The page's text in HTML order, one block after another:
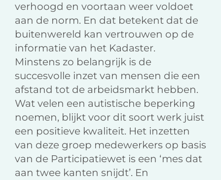
verhoogd en voortaan weer voldoet
aan de norm. En dat betekent dat de
buitenwereld kan vertrouwen op de
informatie van het Kadaster.
Minstens zo belangrijk is de
succesvolle inzet van mensen die een
afstand tot de arbeidsmarkt hebben.
Wat velen een autistische beperking
noemen, blijkt voor dit soort werk juist
een positieve kwaliteit. Het inzetten
van deze groep medewerkers op basis
van de Participatiewet is een ‘mes dat
aan twee kanten snijdt’. En